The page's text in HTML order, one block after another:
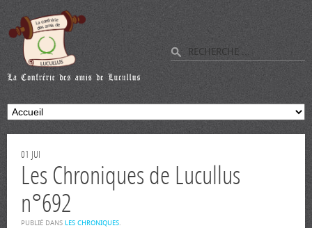
01 JUI
Les Chroniques de Lucullus
n°692
PUBLIÉ DANS LES CHRONIQUES.